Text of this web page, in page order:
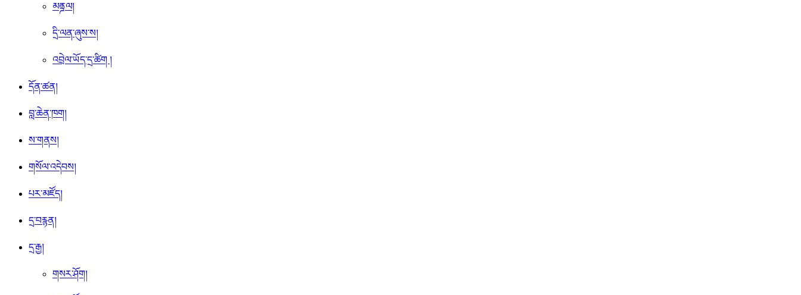
མནྜལ།
དྲི་ལན་ཞུས་ས།
འབྲེལ་ཡོད་དྲ་ཚིག །
དོན་ཚན།
བླ་ཆེན་ཁག།
ས་གནས།
གསོལ་འདེབས།
པར་མཛོད།
དྲ་བརྙན།
དྲ་རྒྱ།
གསར་ཤོག།